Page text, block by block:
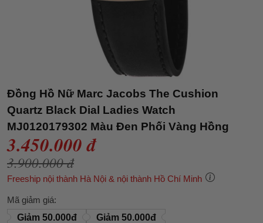
Đồng Hồ Nữ Marc Jacobs The Cushion
Quartz Black Dial Ladies Watch
MJ0120179302 Màu Đen Phối Vàng Hồng
3.450.000 đ
3.900.000 đ
Freeship nội thành Hà Nội & nội thành Hồ Chí Minh
Mã giảm giá:
Giảm 50.000đ
Giảm 50.000đ